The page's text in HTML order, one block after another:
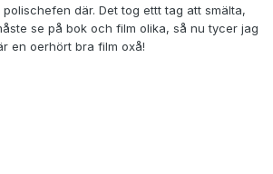
där. Det tog ettt tag att smälta,
se på bok och film olika, så nu tycer jag
en oerhört bra film oxå!